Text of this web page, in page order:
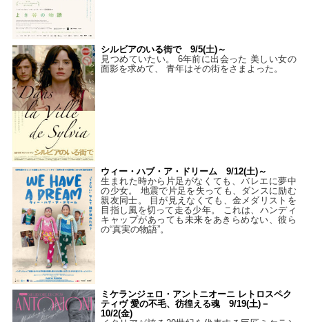
シルビアのいる街で 9/5(土)～
見つめていたい。 6年前に出会った 美しい女の
面影を求めて、 青年はその街をさまよった。
ウィー・ハブ・ア・ドリーム 9/12(土)～
生まれた時から片足がなくても、バレエに夢中
の少女。 地震で片足を失っても、ダンスに励む
親友同士。 目が見えなくても、金メダリストを
目指し風を切って走る少年。 これは、ハンディ
キャップがあっても未来をあきらめない、彼ら
の“真実の物語”。
ミケランジェロ・アントニオーニ レトロスペク
ティヴ 愛の不毛、彷徨える魂 9/19(土)－
10/2(金)